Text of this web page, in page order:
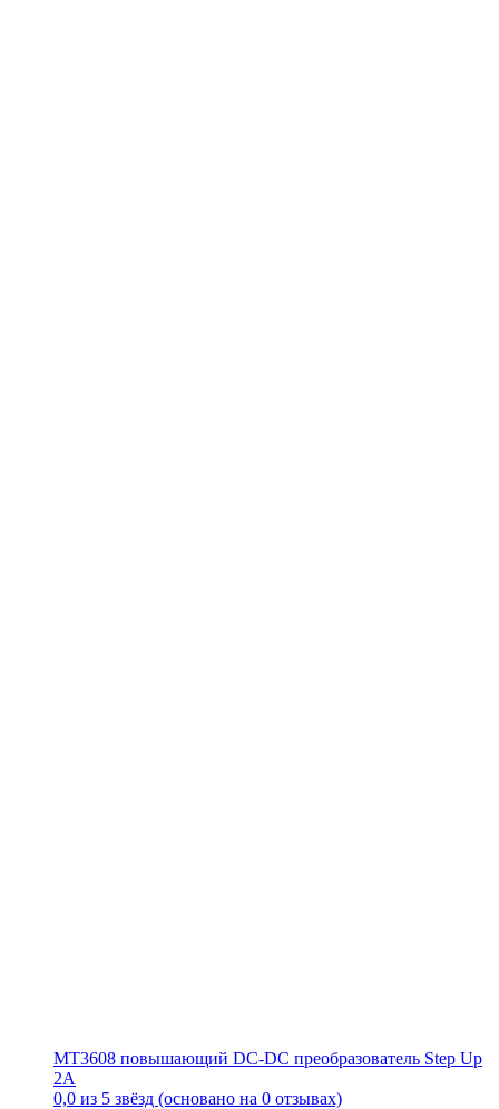
MT3608 повышающий DC-DC преобразователь Step Up
2A
0,0 из 5 звёзд (основано на 0 отзывах)